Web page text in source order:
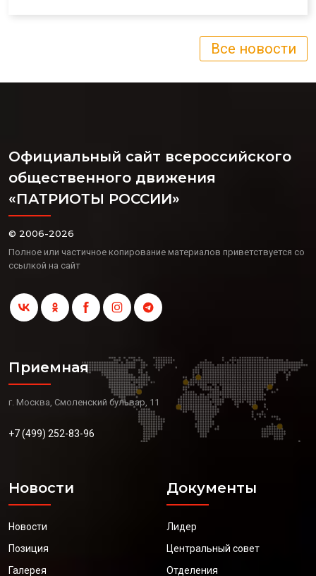
Все новости
Официальный сайт всероссийского
общественного движения
«ПАТРИОТЫ РОССИИ»
© 2006-2026
Полное или частичное копирование материалов приветствуется со
ссылкой на сайт
Приемная
г. Москва, Смоленский бульвар, 11
+7 (499) 252-83-96
Новости
Новости
Позиция
Галерея
Документы
Лидер
Центральный совет
Отделения